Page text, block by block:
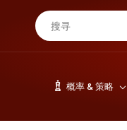
概率 & 策略